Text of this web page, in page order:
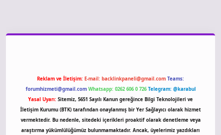
Reklam ve İletişim: E-mail: backlinkpaneli@gmail.com Teams:
forumhizmeti@gmail.com Whatsapp: 0262 606 0 726 Telegram: @karabul
Yasal Uyarı: Sitemiz, 5651 Sayılı Kanun gereğince Bilgi Teknolojileri ve
İletişim Kurumu (BTK) tarafından onaylanmış bir Yer Sağlayıcı olarak hizmet
vermektedir. Bu nedenle, sitedeki içerikleri proaktif olarak denetleme veya
araştırma yükümlülüğümüz bulunmamaktadır. Ancak, üyelerimiz yazdıkları